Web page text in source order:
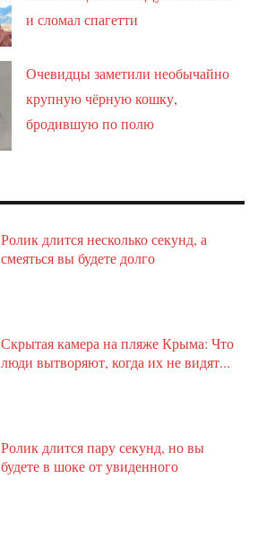
и сломал спагетти
Очевидцы заметили необычайно
крупную чёрную кошку,
бродившую по полю
Ролик длится несколько секунд, а
смеяться вы будете долго
Скрытая камера на пляже Крыма: Что
люди вытворяют, когда их не видят...
Ролик длится пару секунд, но вы
будете в шоке от увиденного